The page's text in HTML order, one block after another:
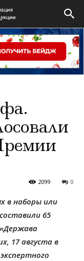
0
2099
в наборы или
65
17 августа в